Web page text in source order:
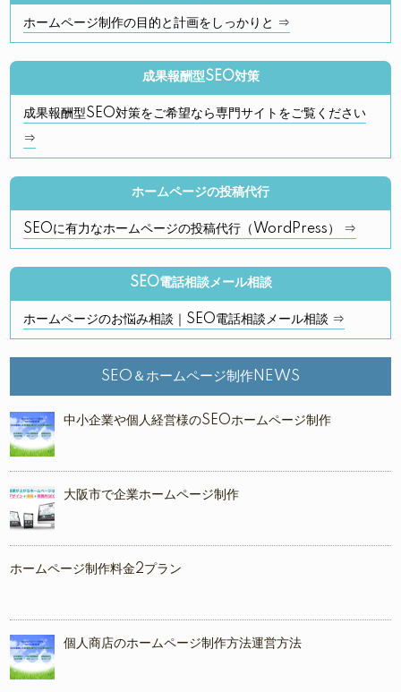
ホームページ制作の目的と計画をしっかりと ⇒
成果報酬型SEO対策
成果報酬型SEO対策をご希望なら専門サイトをご覧ください
⇒
ホームページの投稿代行
SEOに有力なホームページの投稿代行（WordPress） ⇒
SEO電話相談メール相談
ホームページのお悩み相談｜SEO電話相談メール相談 ⇒
SEO＆ホームページ制作NEWS
中小企業や個人経営様のSEOホームページ制作
大阪市で企業ホームページ制作
ホームページ制作料金2プラン
個人商店のホームページ制作方法運営方法